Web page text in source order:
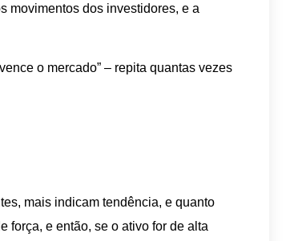
movimentos dos investidores, e a
o mercado” – repita quantas vezes
mais indicam tendência, e quanto
força, e então, se o ativo for de alta